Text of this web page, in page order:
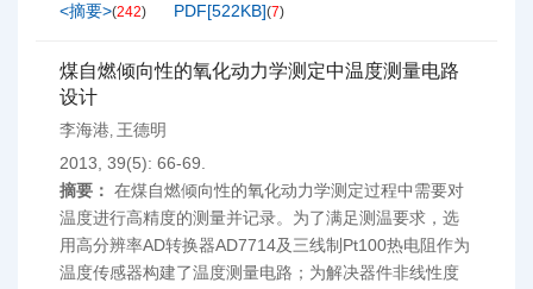
<摘要>(242) PDF[522KB](7)
煤自燃倾向性的氧化动力学测定中温度测量电路
设计
李海港, 王德明
2013, 39(5): 66-69.
摘要： 在煤自燃倾向性的氧化动力学测定过程中需要对
温度进行高精度的测量并记录。为了满足测温要求，选
用高分辨率AD转换器AD7714及三线制Pt100热电阻作为
温度传感器构建了温度测量电路；为解决器件非线性度